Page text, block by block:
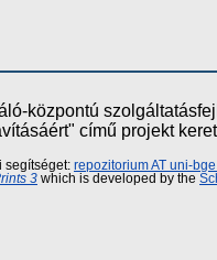
központú
című projekt
segítséget: repozitorium AT uni-
3 which is developed by the